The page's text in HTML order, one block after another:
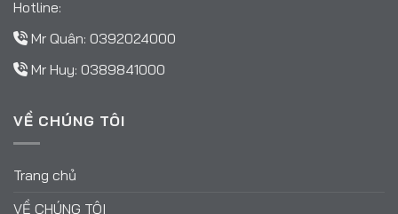
Hotline:
Mr Quân: 0392024000
Mr Huy: 0389841000
VỀ CHÚNG TÔI
Trang chủ
VỀ CHÚNG TÔI